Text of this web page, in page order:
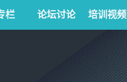
栏 论坛讨论 培训视频